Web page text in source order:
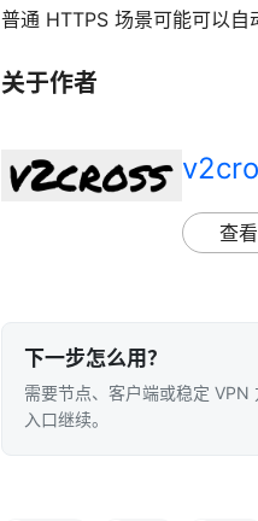
普通 HTTPS 场景可能可以自
关于作者
查
下一步怎么用？
需要节点、客户端或稳定 VPN
入口继续。